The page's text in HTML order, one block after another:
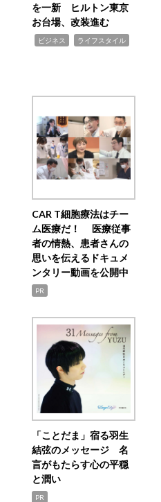
を一新 ヒルトン東京
お台場、改装進む
ビジネス ライフスタイル
CAR T細胞療法はチー
ム医療だ！ 医療従事
者の情熱、患者さんの
思いを伝えるドキュメ
ンタリー動画を公開中
PR
「ことだま」宿る羽生
結弦のメッセージ 名
言がもたらす心の平穏
と潤い
PR